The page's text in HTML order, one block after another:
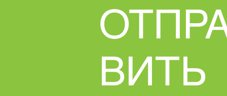
ВИТЬ